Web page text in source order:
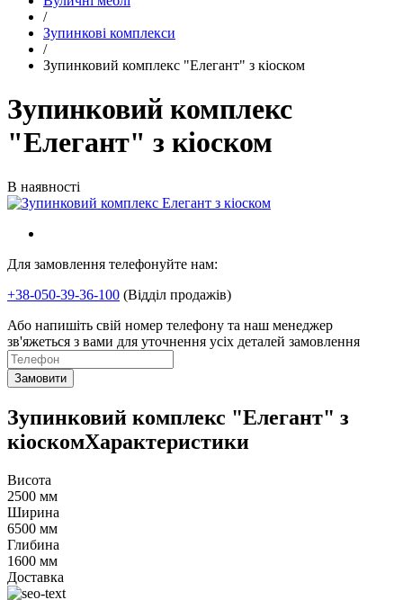
/
Зупинкові комплекси
/
Зупинковий комплекс "Елегант" з кіоском
Зупинковий комплекс
"Елегант" з кіоском
В наявності
Для замовлення телефонуйте нам:
+38-050-39-36-100 (Відділ продажів)
Або напишіть свій номер телефону та наш менеджер
зв'яжеться з вами для уточнення усіх деталей замовлення
Замовити
Зупинковий комплекс "Елегант" з
кіоскомХарактеристики
Висота
2500 мм
Ширина
6500 мм
Глибина
1600 мм
Доставка